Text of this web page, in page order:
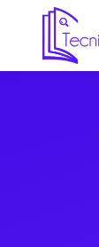
Ir a la